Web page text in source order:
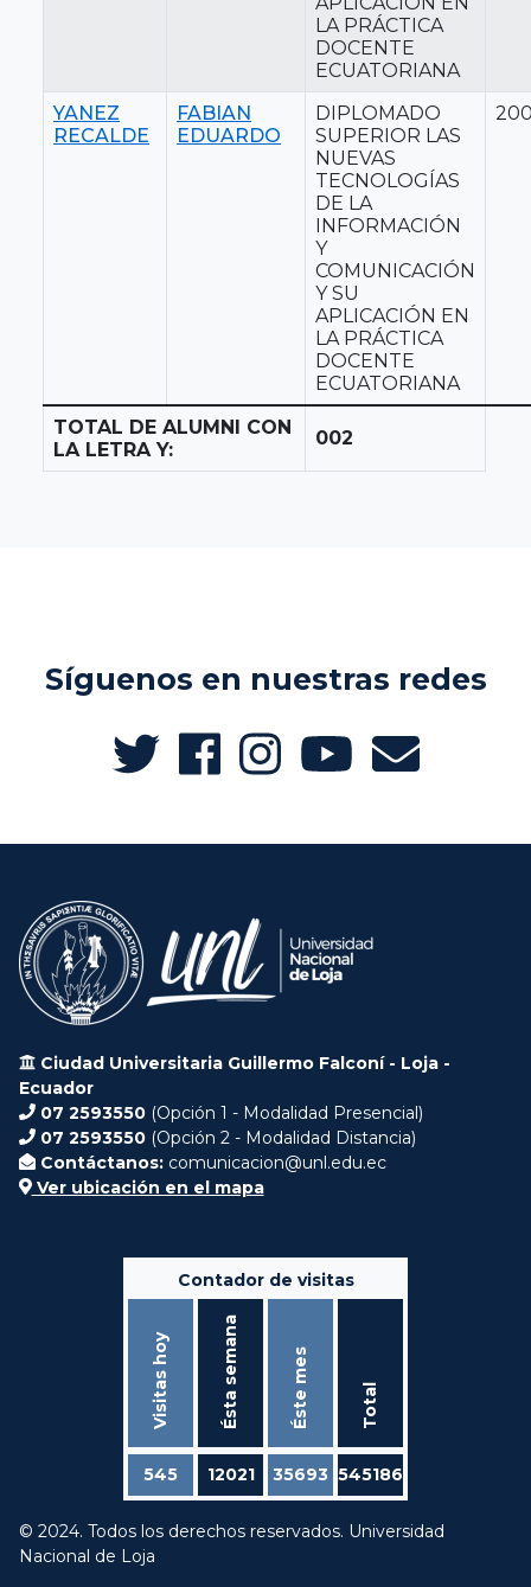
LA PRÁCTICA
DOCENTE
ECUATORIANA
YANEZ
RECALDE
FABIAN
EDUARDO
DIPLOMADO
SUPERIOR LAS
NUEVAS
TECNOLOGÍAS
DE LA
INFORMACIÓN
Y
COMUNICACIÓN
Y SU
APLICACIÓN EN
LA PRÁCTICA
DOCENTE
ECUATORIANA
TOTAL DE ALUMNI CON
LA LETRA Y:
002
Síguenos en nuestras redes
Ciudad Universitaria Guillermo Falconí - Loja -
Ecuador
07 2593550 (Opción 1 - Modalidad Presencial)
07 2593550 (Opción 2 - Modalidad Distancia)
Contáctanos: comunicacion@unl.edu.ec
Ver ubicación en el mapa
Contador de visitas
Visitas hoy Ésta semana Éste mes Total
545 12021 35693 545186
© 2024. Todos los derechos reservados. Universidad
Nacional de Loja